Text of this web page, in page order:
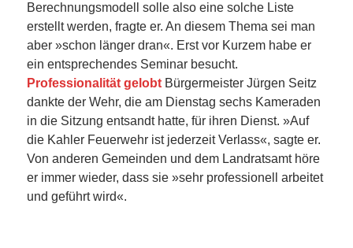
Berechnungsmodell solle also eine solche Liste
erstellt werden, fragte er. An diesem Thema sei man
aber »schon länger dran«. Erst vor Kurzem habe er
ein entsprechendes Seminar besucht.
Professionalität gelobtBürgermeister Jürgen Seitz
dankte der Wehr, die am Dienstag sechs Kameraden
in die Sitzung entsandt hatte, für ihren Dienst. »Auf
die Kahler Feuerwehr ist jederzeit Verlass«, sagte er.
Von anderen Gemeinden und dem Landratsamt höre
er immer wieder, dass sie »sehr professionell arbeitet
und geführt wird«.